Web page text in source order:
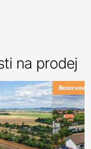
na prodej